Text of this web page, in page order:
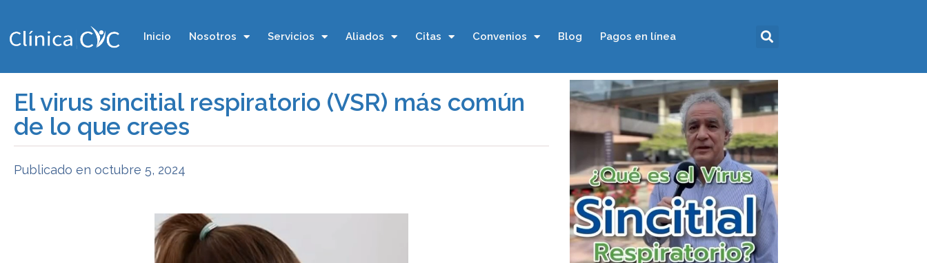
Inicio Nosotros Servicios Aliados Citas Convenios Blog Pagos en línea
El virus sincitial respiratorio (VSR) más común
de lo que crees
Publicado en octubre 5, 2024